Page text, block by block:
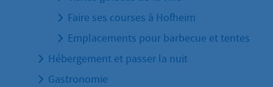
Faire ses courses à Hofheim
Emplacements pour barbecue et tentes
Hébergement et passer la nuit
Gastronomie